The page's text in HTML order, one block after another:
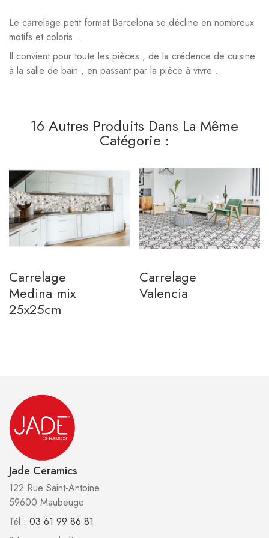
Le carrelage petit format Barcelona se décline en nombreux
motifs et coloris .
Il convient pour toute les pièces , de la crédence de cuisine
à la salle de bain , en passant par la pièce à vivre .
16 Autres Produits Dans La Même
Catégorie :
Carrelage
Medina mix
25x25cm
Carrelage
Valencia
Jade Ceramics
122 Rue Saint-Antoine
59600 Maubeuge
Tél : 03 61 99 86 81